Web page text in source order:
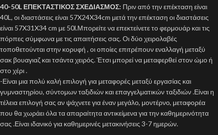
40-50L ΕΠΕΚΤΑΣΤΙΚΟΣ ΣΧΕΔΙΑΣΜΟΣ: Πριν από την επέκταση είναι
40L, οι διαστάσεις είναι 57X24X34cm μετά την επέκταση οι διαστάσεις
είναι 57X31X34 cm με 50l.Μπορείτε να επεκτείνετε το φερμουάρ και τις
πόρπες σύμφωνα με τις απαιτήσεις σας. Οι δύο χειρολαβές
τοποθετούνται στην κορυφή , οι οποίες επιτρέπουν εναλλαγή μεταξύ
σακ βουαγιαζ και τσάντα χειρός. Έτσι μπορεί να μεταφερθεί στον ώμο ή
στο χέρι .
-Είναι μια πολύ καλή επιλογή για μεταφορές μεταξύ εργασίας και
γυμναστηρίου, σύντομων ταξιδιών και επαγγελματικών ταξιδιών .Είναι η
τέλεια επιλογή σας αν ψάχνετε για έναν μεγάλο, μοντέρνο, μεταφορέα
που θα χωράει όλα τα απαραίτητα αντικείμενα για την καθημερινότητα
σας .Είναι ιδανικό για καθημερινές μετακινήσεις 3-7 ημερών.